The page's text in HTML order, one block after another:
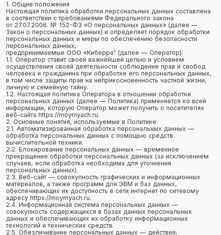
персональных данных и меры по обеспечению безопасности
персональных данных,
предпринимаемые ООО «Киберра" (далее — Оператор).
1.1. Оператор ставит своей важнейшей целью и условием
осуществления своей деятельности соблюдение прав и свобод
человека и гражданина при обработке его персональных данных,
в том числе защиты прав на неприкосновенность частной жизни,
личную и семейную тайну.
1.2. Настоящая политика Оператора в отношении обработки
персональных данных (далее — Политика) применяется ко всей
информации, которую Оператор может получить о посетителях
веб-сайта https://moymyach.ru.
2. Основные понятия, используемые в Политике
2.1. Автоматизированная обработка персональных данных —
обработка персональных данных с помощью средств
вычислительной техники.
2.2. Блокирование персональных данных — временное
прекращение обработки персональных данных (за исключением
случаев, если обработка необходима для уточнения
персональных данных).
2.3. Веб-сайт — совокупность графических и информационных
материалов, а также программ для ЭВМ и баз данных,
обеспечивающих их доступность в сети интернет по сетевому
адресу https://moymyach.ru.
2.4. Информационная система персональных данных —
совокупность содержащихся в базах данных персональных
данных и обеспечивающих их обработку информационных
технологий и технических средств.
2.5. Обезличивание персональных данных — действия,
в результате которых невозможно определить без использования
дополнительной информации принадлежность персональных
данных конкретному Пользователю или иному субъекту
персональных данных.
2.6. Обработка персональных данных — любое действие
(операция) или совокупность действий (операций), совершаемых
с использованием средств автоматизации или без использования
таких средств с персональными данными, включая сбор, запись,
систематизацию, накопление, хранение, уточнение (обновление,
изменение), извлечение, использование, передачу
(распространение, предоставление, доступ), обезличивание,
блокирование, удаление, уничтожение персональных данных.
2.7. Оператор — государственный орган, муниципальный орган,